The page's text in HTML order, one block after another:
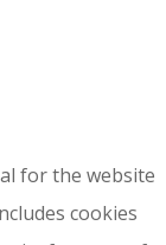
for the website
cookies